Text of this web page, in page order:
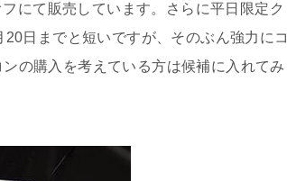
にて販売しています。さらに平日限定ク
日までと短いですが、そのぶん強力にコ
の購入を考えている方は候補に入れてみ